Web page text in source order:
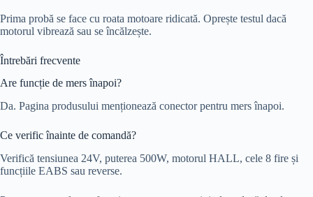
Prima probă se face cu roata motoare ridicată. Oprește testul dacă
motorul vibrează sau se încălzește.
Întrebări frecvente
Are funcție de mers înapoi?
Da. Pagina produsului menționează conector pentru mers înapoi.
Ce verific înainte de comandă?
Verifică tensiunea 24V, puterea 500W, motorul HALL, cele 8 fire și
funcțiile EABS sau reverse.